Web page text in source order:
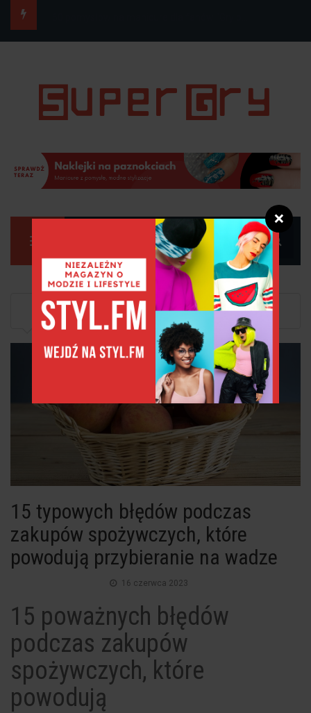
Strona główna
Zdrowie i uroda
15 typowych błędów podczas zakupów...
15 typowych błędów podczas
zakupów spożywczych, które
powodują przybieranie na wadze
16 czerwca 2023
15 poważnych błędów
podczas zakupów
spożywczych, które
powodują
❌